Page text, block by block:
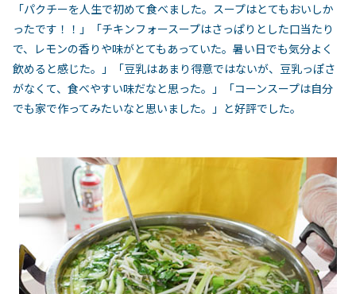
「パクチーを人生で初めて食べました。スープはとてもおいしか
ったです！！」「チキンフォースープはさっぱりとした口当たり
で、レモンの香りや味がとてもあっていた。暑い日でも気分よく
飲めると感じた。」「豆乳はあまり得意ではないが、豆乳っぽさ
がなくて、食べやすい味だなと思った。」「コーンスープは自分
でも家で作ってみたいなと思いました。」と好評でした。